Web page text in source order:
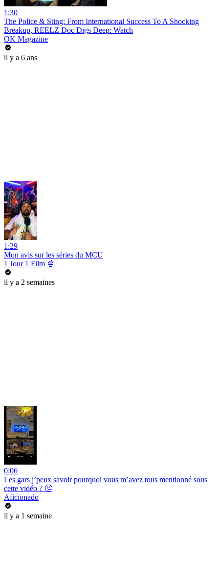
1:30
The Police & Sting: From International Success To A Shocking
Breakup, REELZ Doc Digs Deep: Watch
OK Magazine
il y a 6 ans
1:29
Mon avis sur les séries du MCU
1 Jour 1 Film 🍿
il y a 2 semaines
0:06
Les gars j’peux savoir pourquoi vous m’avez tous mentionné sous
cette vidéo ? 🤔
Aficionado
il y a 1 semaine